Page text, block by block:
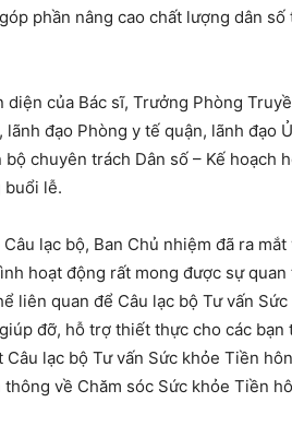
phần nâng cao chất lượng dân số
của Bác sĩ, Trưởng Phòng
đạo Phòng y tế quận, lãnh đạo
chuyên trách Dân số – Kế hoạch
buổi lễ.
lạc bộ, Ban Chủ nhiệm đã ra
hoạt động rất mong được sự
liên quan để Câu lạc bộ Tư vấn
đỡ, hỗ trợ thiết thực cho các bạn
Câu lạc bộ Tư vấn Sức khỏe Tiền
về Chăm sóc Sức khỏe Tiền